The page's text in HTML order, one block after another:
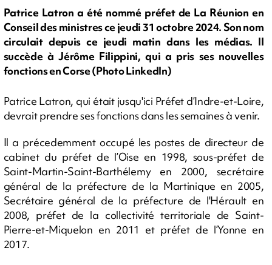
Patrice Latron a été nommé préfet de La Réunion en
Conseil des ministres ce jeudi 31 octobre 2024. Son nom
circulait depuis ce jeudi matin dans les médias. Il
succède à Jérôme Filippini, qui a pris ses nouvelles
fonctions en Corse (Photo LinkedIn)
Patrice Latron, qui était jusqu'ici Préfet d’Indre-et-Loire,
devrait prendre ses fonctions dans les semaines à venir.
Il a précedemment occupé les postes de directeur de
cabinet du préfet de l’Oise en 1998, sous-préfet de
Saint-Martin-Saint-Barthélemy en 2000, secrétaire
général de la préfecture de la Martinique en 2005,
Secrétaire général de la préfecture de l'Hérault en
2008, préfet de la collectivité territoriale de Saint-
Pierre-et-Miquelon en 2011 et préfet de l’Yonne en
2017.